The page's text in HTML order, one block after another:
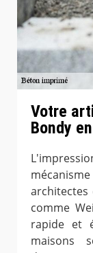
Votre
Bondy
comme
rapide et
maisons